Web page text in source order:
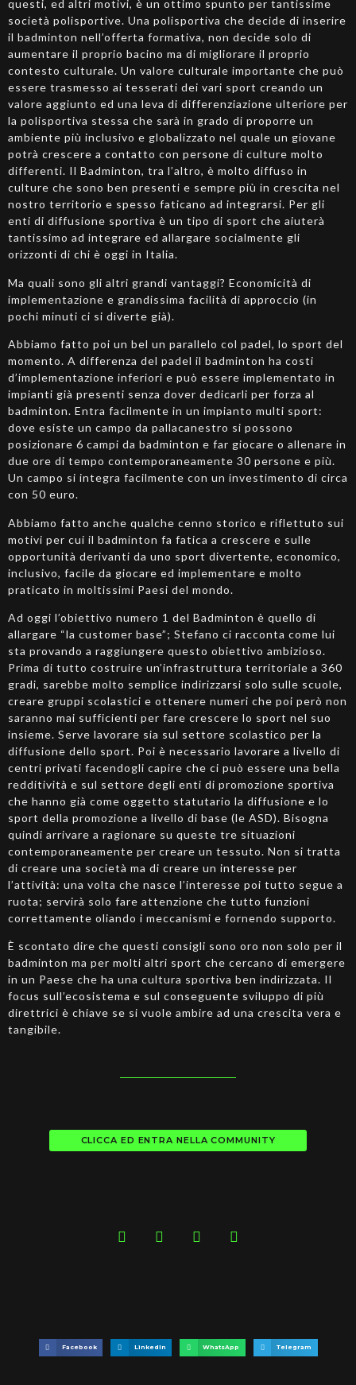
questi, ed altri motivi, è un ottimo spunto per tantissime
società polisportive. Una polisportiva che decide di inserire
il badminton nell’offerta formativa, non decide solo di
aumentare il proprio bacino ma di migliorare il proprio
contesto culturale. Un valore culturale importante che può
essere trasmesso ai tesserati dei vari sport creando un
valore aggiunto ed una leva di differenziazione ulteriore per
la polisportiva stessa che sarà in grado di proporre un
ambiente più inclusivo e globalizzato nel quale un giovane
potrà crescere a contatto con persone di culture molto
differenti. Il Badminton, tra l’altro, è molto diffuso in
culture che sono ben presenti e sempre più in crescita nel
nostro territorio e spesso faticano ad integrarsi. Per gli
enti di diffusione sportiva è un tipo di sport che aiuterà
tantissimo ad integrare ed allargare socialmente gli
orizzonti di chi è oggi in Italia.
Ma quali sono gli altri grandi vantaggi? Economicità di
implementazione e grandissima facilità di approccio (in
pochi minuti ci si diverte già).
Abbiamo fatto poi un bel un parallelo col padel, lo sport del
momento. A differenza del padel il badminton ha costi
d’implementazione inferiori e può essere implementato in
impianti già presenti senza dover dedicarli per forza al
badminton. Entra facilmente in un impianto multi sport:
dove esiste un campo da pallacanestro si possono
posizionare 6 campi da badminton e far giocare o allenare in
due ore di tempo contemporaneamente 30 persone e più.
Un campo si integra facilmente con un investimento di circa
con 50 euro.
Abbiamo fatto anche qualche cenno storico e riflettuto sui
motivi per cui il badminton fa fatica a crescere e sulle
opportunità derivanti da uno sport divertente, economico,
inclusivo, facile da giocare ed implementare e molto
praticato in moltissimi Paesi del mondo.
Ad oggi l’obiettivo numero 1 del Badminton è quello di
allargare “la customer base”; Stefano ci racconta come lui
sta provando a raggiungere questo obiettivo ambizioso.
Prima di tutto costruire un’infrastruttura territoriale a 360
gradi, sarebbe molto semplice indirizzarsi solo sulle scuole,
creare gruppi scolastici e ottenere numeri che poi però non
saranno mai sufficienti per fare crescere lo sport nel suo
insieme. Serve lavorare sia sul settore scolastico per la
diffusione dello sport. Poi è necessario lavorare a livello di
centri privati facendogli capire che ci può essere una bella
redditività e sul settore degli enti di promozione sportiva
che hanno già come oggetto statutario la diffusione e lo
sport della promozione a livello di base (le ASD). Bisogna
quindi arrivare a ragionare su queste tre situazioni
contemporaneamente per creare un tessuto. Non si tratta
di creare una società ma di creare un interesse per
l’attività: una volta che nasce l’interesse poi tutto segue a
ruota; servirà solo fare attenzione che tutto funzioni
correttamente oliando i meccanismi e fornendo supporto.
È scontato dire che questi consigli sono oro non solo per il
badminton ma per molti altri sport che cercano di emergere
in un Paese che ha una cultura sportiva ben indirizzata. Il
focus sull’ecosistema e sul conseguente sviluppo di più
direttrici è chiave se si vuole ambire ad una crescita vera e
tangibile.
CLICCA ED ENTRA NELLA COMMUNITY
Facebook LinkedIn WhatsApp Telegram